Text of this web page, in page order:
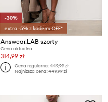
-30%
extra -5% z kodem: OFF*
Answear.LAB szorty
Cena aktualna:
314,99 zł
Cena regularna:449,99 zł
Najniższa cena:449,99 zł